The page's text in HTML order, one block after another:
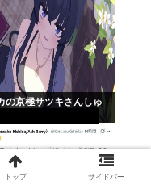
の京極サツキさんしゅ
…、っ
トップ サイドバー